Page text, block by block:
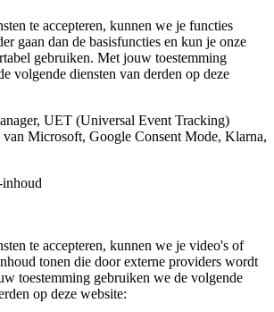
te accepteren, kunnen we je functies
gaan dan de basisfuncties en kun je onze
gebruiken. Met jouw toestemming
volgende diensten van derden op deze
UET (Universal Event Tracking)
van Microsoft, Google Consent Mode, Klarna,
te accepteren, kunnen we je video's of
tonen die door externe providers wordt
toestemming gebruiken we de volgende
op deze website: